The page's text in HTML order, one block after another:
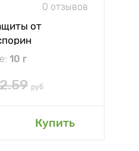
0 отзывов
от
10 г
2.59 руб
Купить